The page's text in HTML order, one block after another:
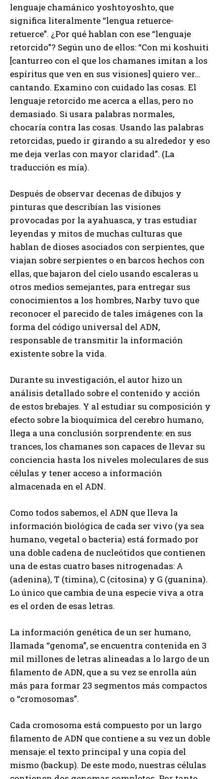
lenguaje chamánico yoshtoyoshto, que
significa literalmente “lengua retuerce-
retuerce”. ¿Por qué hablan con ese “lenguaje
retorcido”? Según uno de ellos: “Con mi koshuiti
[canturreo con el que los chamanes imitan a los
espíritus que ven en sus visiones] quiero ver…
cantando. Examino con cuidado las cosas. El
lenguaje retorcido me acerca a ellas, pero no
demasiado. Si usara palabras normales,
chocaría contra las cosas. Usando las palabras
retorcidas, puedo ir girando a su alrededor y eso
me deja verlas con mayor claridad”. (La
traducción es mía).
Después de observar decenas de dibujos y
pinturas que describían las visiones
provocadas por la ayahuasca, y tras estudiar
leyendas y mitos de muchas culturas que
hablan de dioses asociados con serpientes, que
viajan sobre serpientes o en barcos hechos con
ellas, que bajaron del cielo usando escaleras u
otros medios semejantes, para entregar sus
conocimientos a los hombres, Narby tuvo que
reconocer el parecido de tales imágenes con la
forma del código universal del ADN,
responsable de transmitir la información
existente sobre la vida.
Durante su investigación, el autor hizo un
análisis detallado sobre el contenido y acción
de estos brebajes. Y al estudiar su composición y
efecto sobre la bioquímica del cerebro humano,
llega a una conclusión sorprendente: en sus
trances, los chamanes son capaces de llevar su
conciencia hasta los niveles moleculares de sus
células y tener acceso a información
almacenada en el ADN.
Como todos sabemos, el ADN que lleva la
información biológica de cada ser vivo (ya sea
humano, vegetal o bacteria) está formado por
una doble cadena de nucleótidos que contienen
una de estas cuatro bases nitrogenadas: A
(adenina), T (timina), C (citosina) y G (guanina).
Lo único que cambia de una especie viva a otra
es el orden de esas letras.
La información genética de un ser humano,
llamada “genoma”, se encuentra contenida en 3
mil millones de letras alineadas a lo largo de un
filamento de ADN, que a su vez se enrolla aún
más para formar 23 segmentos más compactos
o “cromosomas”.
Cada cromosoma está compuesto por un largo
filamento de ADN que contiene a su vez un doble
mensaje: el texto principal y una copia del
mismo (backup). De este modo, nuestras células